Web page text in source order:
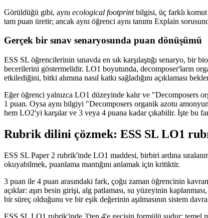
Görüldüğü gibi, aynı ecological footprintbilgisi, üç farklı komut
tam puan üretir; ancak aynı öğrenci aynı tanımı Explain
Gerçek bir sınav senaryosunda puan dönüşümü
ESS SL öğrencilerinin sınavda en sık karşılaştığı senaryo, bir
becerilerini göstermelidir. LO1 boyutunda, decomposer'ların
etkilediğini, bitki alımına nasıl katkı sağladığını açıklaması
Eğer öğrenci yalnızca LO1 düzeyinde kalır ve "Decomposers
1 puan. Oysa aynı bilgiyi "Decomposers organik azotu
hem LO2'yi karşılar ve 3 veya 4 puana kadar çıkabilir. İşte bu
Rubrik dilini çözmek: ESS SL LO1
ESS SL Paper 2 rubrik'inde LO1 maddesi, birbiri ardına
okuyabilmek, puanlama mantığını anlamak için kritiktir.
3 puan ile 4 puan arasındaki fark, çoğu zaman öğrencinin
açıklar: aşırı besin girişi, alg patlaması, su yüzeyinin
bir süreç olduğunu ve bir eşik değerinin aşılmasının sistem
ESS SL LO1 rubrik'inde 3'ten 4'e geçişin formülü şudur: temel